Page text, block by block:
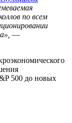
по всем
—
500 до новых